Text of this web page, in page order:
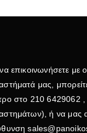
να επικοινωνήσετε
μας,
στο 210 6429062
ή να μας